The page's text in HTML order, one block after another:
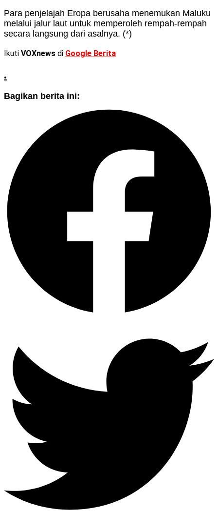
Para penjelajah Eropa berusaha menemukan Maluku
melalui jalur laut untuk memperoleh rempah-rempah
secara langsung dari asalnya. (*)
Ikuti VOXnews di Google Berita
.
Bagikan berita ini: